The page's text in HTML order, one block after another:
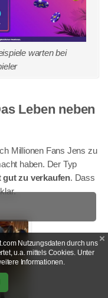
warten bei
Leben neben
Millionen Fans Jens zu
haben. Der Typ
gut zu verkaufen. Dass
Nutzungsdaten durch uns
u.a. mittels Cookies. Unter
Informationen.